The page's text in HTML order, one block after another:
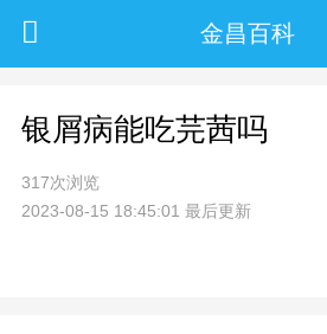
金昌百科
银屑病能吃芫茜吗
317次浏览
2023-08-15 18:45:01 最后更新